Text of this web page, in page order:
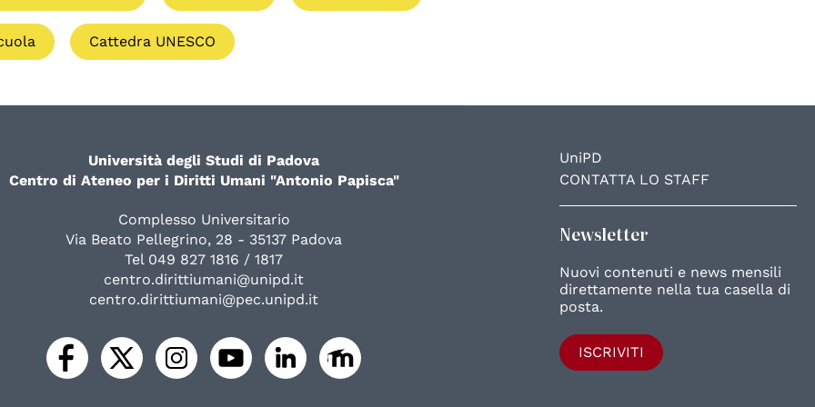
Cattedra UNESCO
UniPD
CONTATTA LO STAFF
Newsletter
Nuovi contenuti e news mensili
direttamente nella tua casella di
posta.
ISCRIVITI
Università degli Studi di Padova
Centro di Ateneo per i Diritti Umani "Antonio Papisca"
Complesso Universitario
Via Beato Pellegrino, 28 - 35137 Padova
Tel 049 827 1816 / 1817
centro.dirittiumani@unipd.it
centro.dirittiumani@pec.unipd.it